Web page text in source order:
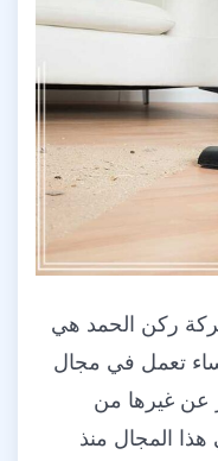
ركن الحمد هي
تعمل في مجال
عن غيرها من
المجال منذ